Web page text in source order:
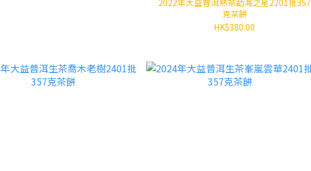
克茶餅
HK$380.00